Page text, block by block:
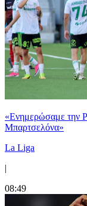
«Ενημερώσαμε την
Μπαρτσελόνα»
La Liga
|
08:49